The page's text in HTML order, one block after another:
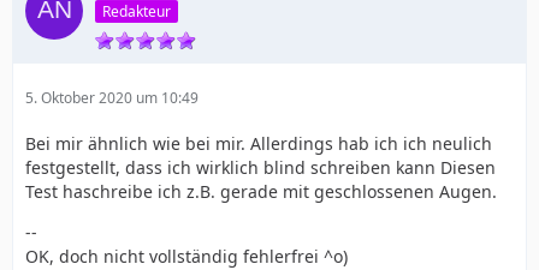
Redakteur
5. Oktober 2020 um 10:49
Bei mir ähnlich wie bei mir. Allerdings hab ich ich neulich
festgestellt, dass ich wirklich blind schreiben kann Diesen
Test haschreibe ich z.B. gerade mit geschlossenen Augen.
--
OK, doch nicht vollständig fehlerfrei ^o)